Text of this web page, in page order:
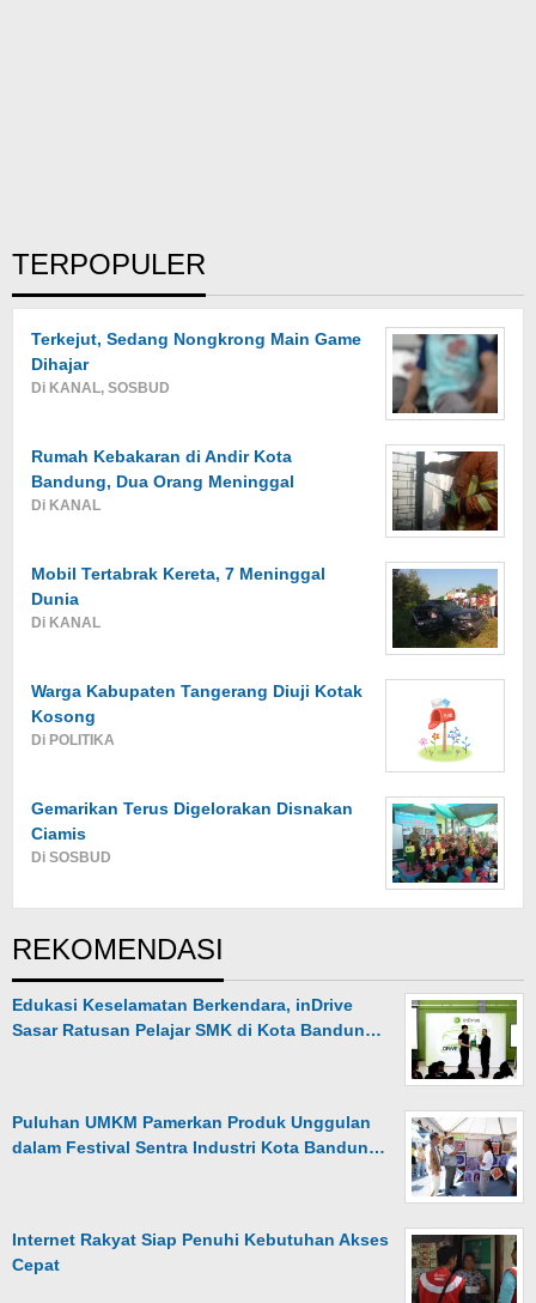
TERPOPULER
Terkejut, Sedang Nongkrong Main Game
Dihajar
Di KANAL, SOSBUD
Rumah Kebakaran di Andir Kota
Bandung, Dua Orang Meninggal
Di KANAL
Mobil Tertabrak Kereta, 7 Meninggal
Dunia
Di KANAL
Warga Kabupaten Tangerang Diuji Kotak
Kosong
Di POLITIKA
Gemarikan Terus Digelorakan Disnakan
Ciamis
Di SOSBUD
REKOMENDASI
Edukasi Keselamatan Berkendara, inDrive
Sasar Ratusan Pelajar SMK di Kota Bandun…
Puluhan UMKM Pamerkan Produk Unggulan
dalam Festival Sentra Industri Kota Bandun…
Internet Rakyat Siap Penuhi Kebutuhan Akses
Cepat